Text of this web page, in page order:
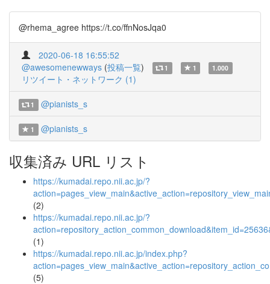
@rhema_agree https://t.co/ffnNosJqa0
2020-06-18 16:55:52
@awesomenewways (投稿一覧) 1 1 1.000
リツイート・ネットワーク (1)
1 @pianists_s
1 @pianists_s
収集済み URL リスト
https://kumadai.repo.nii.ac.jp/?
(2)
https://kumadai.repo.nii.ac.jp/?
(1)
https://kumadai.repo.nii.ac.jp/index.php?
(5)